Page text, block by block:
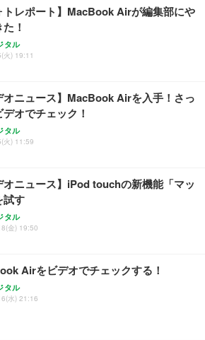
奥行58.5×高さ84～96cm テレワーク 在宅
ック
(3年保証 | 輝点保証 | 日本メーカー)
トレポート】MacBook Airが編集部にや
！
タル
火) 19:11
オニュース】MacBook Airを入手！さっ
オでチェック！
タル
火) 11:59
オニュース】iPod touchの新機能「マッ
試す
タル
金) 19:50
Airをビデオでチェックする！
タル
水) 21:16